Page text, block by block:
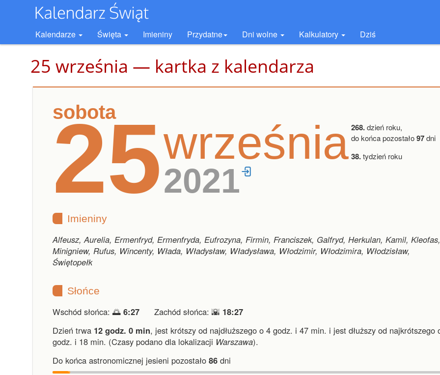
Kalendarze Święta Imieniny Przydatne Dni wolne Kalkulatory Dziś
25 września — kartka z kalendarza
sobota
25września
2021
268.dzień roku,
do końca pozostało97dni
38.tydzień roku
Imieniny
Alfeusz, Aurelia, Ermenfryd, Ermenfryda, Eufrozyna, Firmin, Franciszek, Galfryd, Herkulan, Kamil, Kleofas,
Minigniew, Rufus, Wincenty, Włada, Władysław, Władysława, Włodzimir, Włodzimira, Włodzisław,
Świętopełk
Słońce
Wschód słońca: 🌅 6:27 Zachód słońca: 🌇 18:27
Dzień trwa 12 godz. 0 min, jest krótszy od najdłuższego o 4 godz. i 47 min. i jest dłuższy od najkrótszego
godz. i 18 min. (Czasy podano dla lokalizacji Warszawa).
Do końca astronomicznej jesieni pozostało 86 dni